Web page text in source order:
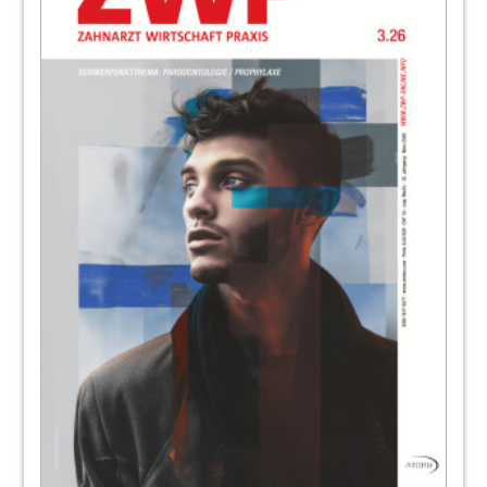
Die parodontale Therapie ist überholt und
Dr. Ronald Möbius, M.Sc.
BLUE SAFETY GmbH
Auf die Farbe gebracht –
Zahnfarbbestimmung mit System
Jens-Christian Katzschner
Interview : Mehr Flexibilität und
Wirtschaftlichkeit im Hygieneprozess
Susanne Kreuzhuber im Gespräch mit Dr. med.
dent. Thomas Hirt
Shofu Dental GmbH